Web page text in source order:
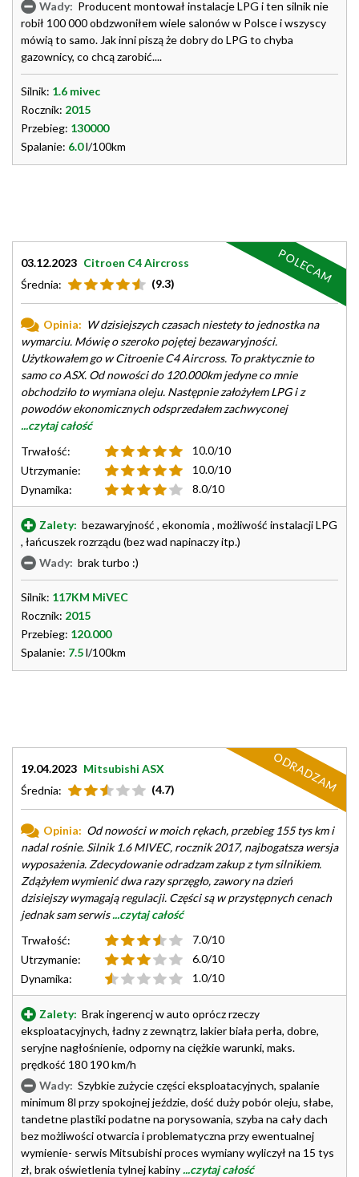
Wady: Producent montował instalacje LPG i ten silnik nie
robił 100 000 obdzwoniłem wiele salonów w Polsce i wszyscy
mówią to samo. Jak inni piszą że dobry do LPG to chyba
gazownicy, co chcą zarobić....
Silnik: 1.6 mivec
Rocznik: 2015
Przebieg: 130000
Spalanie: 6.0l/100km
03.12.2023 Citroen C4 Aircross
Średnia:
(9.3)
Opinia: W dzisiejszych czasach niestety to jednostka na
wymarciu. Mówię o szeroko pojętej bezawaryjności.
Użytkowałem go w Citroenie C4 Aircross. To praktycznie to
samo co ASX. Od nowości do 120.000km jedyne co mnie
obchodziło to wymiana oleju. Następnie założyłem LPG i z
powodów ekonomicznych odsprzedałem zachwyconej
...czytaj całość
Trwałość:
10.0/10
Utrzymanie:
10.0/10
Dynamika:
8.0/10
Zalety: bezawaryjność , ekonomia , możliwość instalacji LPG
, łańcuszek rozrządu (bez wad napinaczy itp.)
Wady: brak turbo :)
Silnik: 117KM MiVEC
Rocznik: 2015
Przebieg: 120.000
Spalanie: 7.5l/100km
POLECAM
19.04.2023 Mitsubishi ASX
Średnia:
(4.7)
Opinia: Od nowości w moich rękach, przebieg 155 tys km i
nadal rośnie. Silnik 1.6 MIVEC, rocznik 2017, najbogatsza wersja
wyposażenia. Zdecydowanie odradzam zakup z tym silnikiem.
Zdążyłem wymienić dwa razy sprzęgło, zawory na dzień
dzisiejszy wymagają regulacji. Części są w przystępnych cenach
jednak sam serwis...czytaj całość
Trwałość:
7.0/10
Utrzymanie:
6.0/10
Dynamika:
1.0/10
Zalety: Brak ingerencj w auto oprócz rzeczy
eksploatacyjnych, ładny z zewnątrz, lakier biała perła, dobre,
seryjne nagłośnienie, odporny na ciężkie warunki, maks.
prędkość 180 190 km/h
Wady: Szybkie zużycie części eksploatacyjnych, spalanie
minimum 8l przy spokojnej jeździe, dość duży pobór oleju, słabe,
tandetne plastiki podatne na porysowania, szyba na cały dach
bez możliwości otwarcia i problematyczna przy ewentualnej
wymienie- serwis Mitsubishi proces wymiany wyliczył na 15 tys
zł, brak oświetlenia tylnej kabiny ...czytaj całość
ODRADZAM